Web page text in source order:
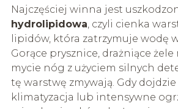
Najczęściej winna jest
hydrolipidowa, czyli cienka
lipidów, która zatrzymuje wodę
Gorące prysznice, drażniące żele
mycie nóg z użyciem silnych
tę warstwę zmywają. Gdy
klimatyzacja lub intensywne